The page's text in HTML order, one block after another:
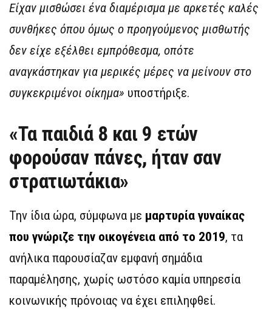
Είχαν μισθώσει ένα διαμέρισμα με αρκετές καλές
συνθήκες όπου όμως ο προηγούμενος μισθωτής
δεν είχε εξέλθει εμπρόθεσμα, οπότε
αναγκάστηκαν για μερικές μέρες να μείνουν στο
συγκεκριμένοι οίκημα» υποστήριξε.
«Τα παιδιά 8 και 9 ετών
φορούσαν πάνες, ήταν σαν
στρατιωτάκια»
Την ίδια ώρα, σύμφωνα με μαρτυρία γυναίκας
που γνώριζε την οικογένεια από το 2019, τα
ανήλικα παρουσίαζαν εμφανή σημάδια
παραμέλησης, χωρίς ωστόσο καμία υπηρεσία
κοινωνικής πρόνοιας να έχει επιληφθεί.